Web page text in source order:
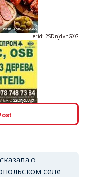
erid: 2SDnjdvhGXG
о
селе